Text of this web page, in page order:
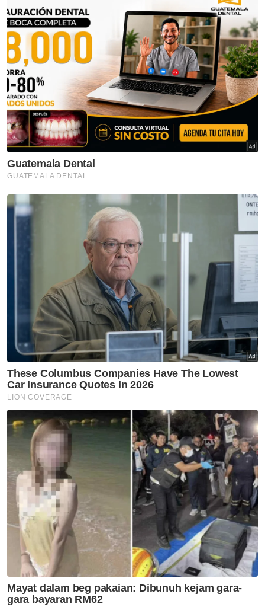
Nasional
90 peratus pelajar UniMAIWP
ditawarkan bantuan am
pelajaran sehingga RM10,000
setahun
Nasional
Ahmad Maslan ‘bersilat’ di kafe
Karangkraf, jamu NGAM petai
selambak